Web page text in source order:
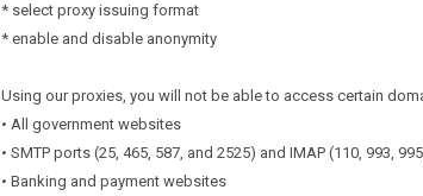
* select proxy issuing format
* enable and disable anonymity
Using our proxies, you will not be able to access certain
• All government websites
• SMTP ports (25, 465, 587, and 2525) and IMAP (110, 993,
• Banking and payment websites